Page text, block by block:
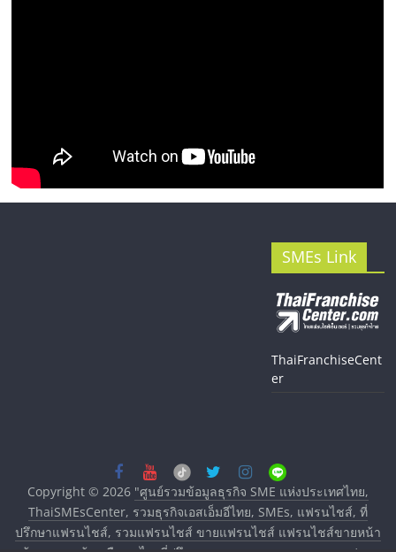
SMEs Link
ThaiFranchiseCent
er
Copyright © 2026 "ศูนย์รวมข้อมูลธุรกิจ SME แห่งประเทศไทย,
ThaiSMEsCenter, รวมธุรกิจเอสเอ็มอีไทย, SMEs, แฟรนไชส์, ที่
ปรึกษาแฟรนไชส์, รวมแฟรนไชส์ ขายแฟรนไชส์ แฟรนไชส์ขายหน้า